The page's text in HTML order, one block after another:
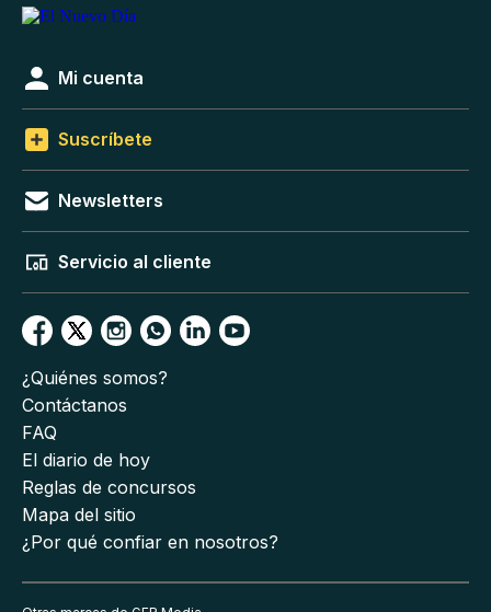
Mi cuenta
Suscríbete
Newsletters
Servicio al cliente
¿Quiénes somos?
Contáctanos
FAQ
El diario de hoy
Reglas de concursos
Mapa del sitio
¿Por qué confiar en nosotros?